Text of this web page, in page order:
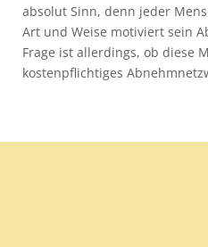
absolut Sinn, denn jeder
Art und Weise motiviert sein
Frage ist allerdings, ob diese
kostenpflichtiges